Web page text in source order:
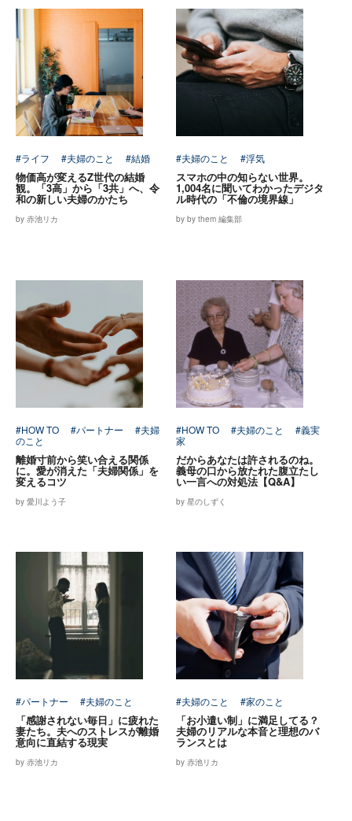
#ライフ #夫婦のこと #結婚
物価高が変えるZ世代の結婚
観。「3高」から「3共」へ、令
和の新しい夫婦のかたち
by 赤池リカ
#夫婦のこと #浮気
スマホの中の知らない世界。
1,004名に聞いてわかったデジタ
ル時代の「不倫の境界線」
by by them 編集部
#HOW TO #パートナー
#夫婦
のこと
離婚寸前から笑い合える関係
に。愛が消えた「夫婦関係」を
変えるコツ
by 愛川よう子
#HOW TO #夫婦のこと
#義実
家
だからあなたは許されるのね。
義母の口から放たれた腹立たし
い一言への対処法【Q&A】
by 星のしずく
#パートナー #夫婦のこと
「感謝されない毎日」に疲れた
妻たち。夫へのストレスが離婚
意向に直結する現実
by 赤池リカ
#夫婦のこと #家のこと
「お小遣い制」に満足してる？
夫婦のリアルな本音と理想のバ
ランスとは
by 赤池リカ